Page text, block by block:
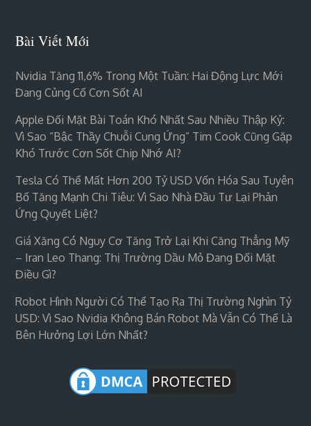
Bài Viết Mới
Nvidia Tăng 11,6% Trong Một Tuần: Hai Động Lực Mới
Đang Củng Cố Cơn Sốt AI
Apple Đối Mặt Bài Toán Khó Nhất Sau Nhiều Thập Kỷ:
Vì Sao “bậc Thầy Chuỗi Cung Ứng” Tim Cook Cũng Gặp
Khó Trước Cơn Sốt Chip Nhớ AI?
Tesla Có Thể Mất Hơn 200 Tỷ USD Vốn Hóa Sau Tuyên
Bố Tăng Mạnh Chi Tiêu: Vì Sao Nhà Đầu Tư Lại Phản
Ứng Quyết Liệt?
Giá Xăng Có Nguy Cơ Tăng Trở Lại Khi Căng Thẳng Mỹ
– Iran Leo Thang: Thị Trường Dầu Mỏ Đang Đối Mặt
Điều Gì?
Robot Hình Người Có Thể Tạo Ra Thị Trường Nghìn Tỷ
USD: Vì Sao Nvidia Không Bán Robot Mà Vẫn Có Thể Là
Bên Hưởng Lợi Lớn Nhất?